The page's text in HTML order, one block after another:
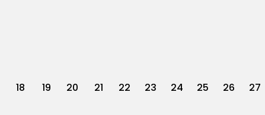
18 19 20 21 22 23 24 25 26 27